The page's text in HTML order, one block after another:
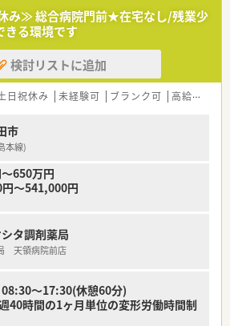
ですが、同社では小学校就学時までの期間利
のある採用枠もありますが(転居を伴わない採
5万円まで）と帰省休暇（連続4日間）を受けら
しています】
る勉強会への参加を推奨しているほか、社内
カーによる製品説明会を積極的に行います。
族の健康を支援するため、お薬代の会社補助制
福利厚生の面から生活を支えています。
業を通じて培ったノウハウを活かし、最新の
な動線設計を店舗運営に取り入れています。
休み≫ 総合病院門前★在宅なし/残業少
きる環境です
検討リストに追加
日祝休み 未経験可 ブランク可 高給与(600万円以上)
市
本線)
650万円
～541,000円
タ調剤薬局
天領病院前店
～17:30(休憩60分)
40時間の1ヶ月単位の変形労働時間制